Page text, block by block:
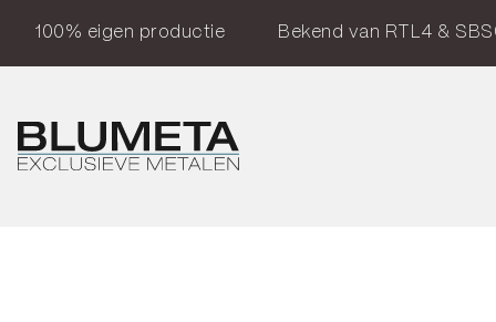
100% eigen productie Bekend van RTL4 &